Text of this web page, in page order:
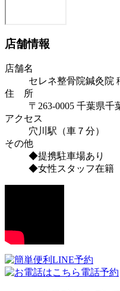
店舗情報
店舗名
セレネ整骨院鍼灸院
住 所
〒263-0005 千葉県
アクセス
穴川駅（車７分）
その他
◆提携駐車場あり
◆女性スタッフ在籍
LINE予約
電話予約